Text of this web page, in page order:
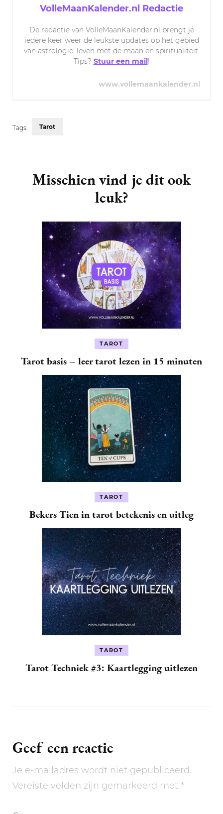
VolleMaanKalender.nl Redactie
De redactie van VolleMaanKalender.nl brengt je
iedere keer weer de leukste updates op het gebied
van astrologie, leven met de maan en spiritualiteit.
Tips? Stuur een mail!
www.vollemaankalender.nl
Tags: Tarot
Navigation
Misschien vind je dit ook
leuk?
TAROT
Tarot basis – leer tarot lezen in 15 minuten
TAROT
Bekers Tien in tarot betekenis en uitleg
TAROT
Tarot Techniek #3: Kaartlegging uitlezen
Geef een reactie
Je e-mailadres wordt niet gepubliceerd.
Vereiste velden zijn gemarkeerd met *